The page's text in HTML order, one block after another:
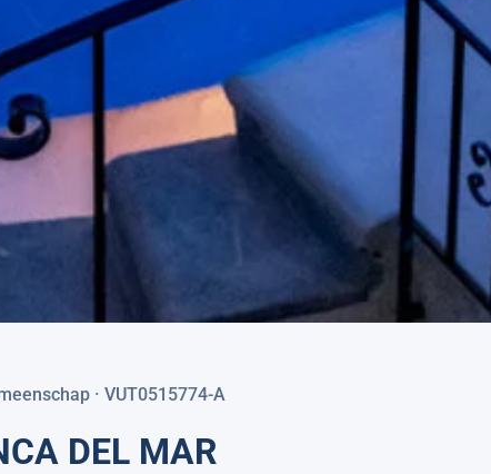
· VUT0515774-A
DEL MAR